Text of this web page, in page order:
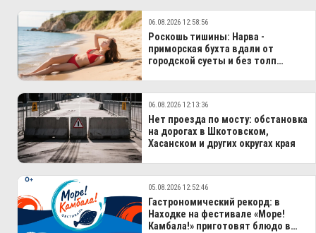
06.08.2026 12:58:56
Роскошь тишины: Нарва -
приморская бухта вдали от
городской суеты и без толп
06.08.2026 12:13:36
Нет проезда по мосту: обстановка
на дорогах в Шкотовском,
Хасанском и других округах края
05.08.2026 12:52:46
Гастрономический рекорд: в
Находке на фестивале «Море!
Камбала!» приготовят блюдо в